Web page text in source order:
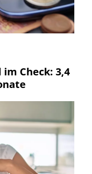
im Check: 3,4